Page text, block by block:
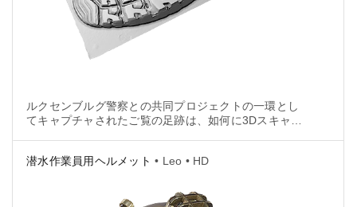
ルクセンブルグ警察との共同プロジェクトの一環とし
てキャプチャされたご覧の足跡は、如何に3Dスキャニ
潜水作業員用ヘルメット • Leo • HD